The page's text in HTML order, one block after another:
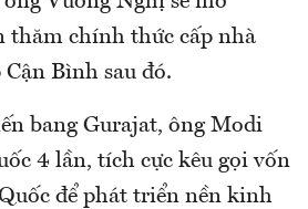
thăm chính thức cấp nhà
Bình sau đó.
bang Gurajat, ông Modi
4 lần, tích cực kêu gọi vốn
để phát triển nền kinh